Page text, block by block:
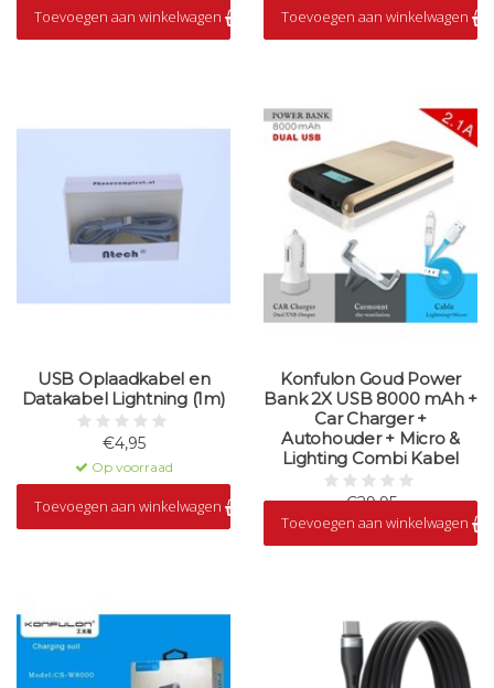
Toevoegen aan winkelwagen Toevoegen aan winkelwagen
USB Oplaadkabel en
Datakabel Lightning (1m)
€4,95
Op voorraad
Toevoegen aan winkelwagen
Konfulon Goud Power
Bank 2X USB 8000 mAh +
Car Charger +
Autohouder + Micro &
Lighting Combi Kabel
€29,95
Op voorraad
Toevoegen aan winkelwagen